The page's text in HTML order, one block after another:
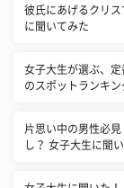
彼氏にあげるクリ
に聞いてみた
女子大生が選ぶ、
のスポットランキン
片思い中の男性必
し？ 女子大生に聞